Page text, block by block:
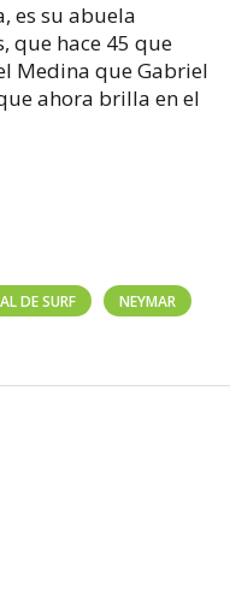
es su abuela
que hace 45 que
Medina que Gabriel
ahora brilla en el
DE SURF NEYMAR